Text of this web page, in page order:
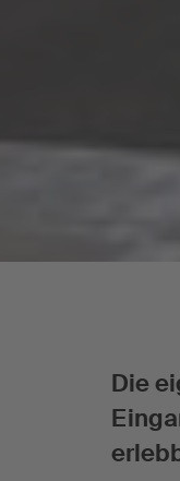
Die